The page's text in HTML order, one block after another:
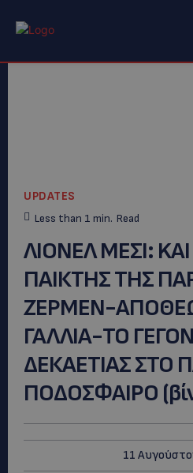
UPDATES
Less than 1 min. Read
ΛΙΟΝΕΛ ΜΕΣΙ:
ΠΑΙΚΤΗΣ ΤΗΣ
ΖΕΡΜΕΝ-
ΓΑΛΛΙΑ-ΤΟ
ΔΕΚΑΕΤΙΑΣ ΣΤΟ
ΠΟΔΟΣΦΑΙΡΟ
11